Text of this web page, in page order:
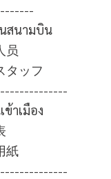
สนามบิน
员
タッフ
าเมือง
紙